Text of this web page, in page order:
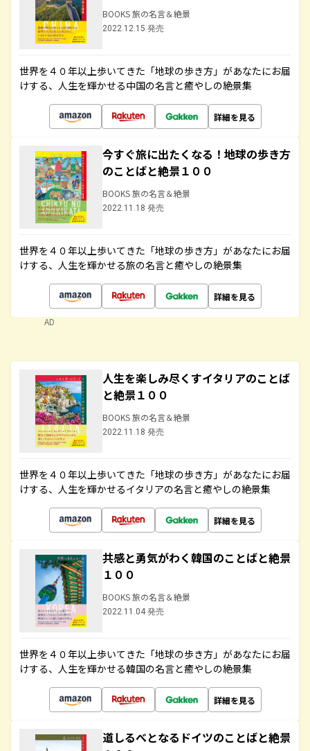
BOOKS 旅の名言＆絶景
2022.12.15 発売
世界を４０年以上歩いてきた「地球の歩き方」があなたにお届
けする、人生を輝かせる中国の名言と癒やしの絶景集
詳細を見る
今すぐ旅に出たくなる！地球の歩き方
のことばと絶景１００
BOOKS 旅の名言＆絶景
2022.11.18 発売
世界を４０年以上歩いてきた「地球の歩き方」があなたにお届
けする、人生を輝かせる旅の名言と癒やしの絶景集
詳細を見る
AD
人生を楽しみ尽くすイタリアのことば
と絶景１００
BOOKS 旅の名言＆絶景
2022.11.18 発売
世界を４０年以上歩いてきた「地球の歩き方」があなたにお届
けする、人生を輝かせるイタリアの名言と癒やしの絶景集
詳細を見る
共感と勇気がわく韓国のことばと絶景
１００
BOOKS 旅の名言＆絶景
2022.11.04 発売
世界を４０年以上歩いてきた「地球の歩き方」があなたにお届
けする、人生を輝かせる韓国の名言と癒やしの絶景集
詳細を見る
道しるべとなるドイツのことばと絶景